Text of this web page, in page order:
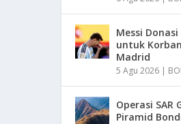
Messi
untuk
Madrid
5 Agu 2026 |
Operasi SAR
Piramid